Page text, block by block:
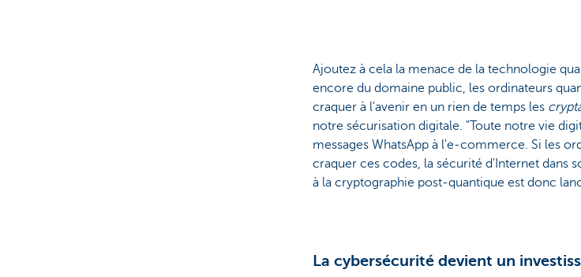
Ajoutez à cela la menace de la technologie
encore du domaine public, les ordinateurs
craquer à l'avenir en un rien de temps les
notre sécurisation digitale. "Toute notre vie
messages WhatsApp à l'e-commerce. Si les
craquer ces codes, la sécurité d'Internet dans
à la cryptographie post-quantique est donc
La cybersécurité devient un